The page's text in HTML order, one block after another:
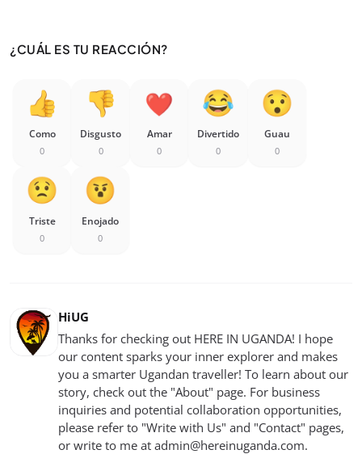
¿CUÁL ES TU REACCIÓN?
Como
0
Disgusto
0
Amar
0
Divertido
0
Guau
0
Triste
0
Enojado
0
HiUG
Thanks for checking out HERE IN UGANDA! I hope
our content sparks your inner explorer and makes
you a smarter Ugandan traveller! To learn about our
story, check out the "About" page. For business
inquiries and potential collaboration opportunities,
please refer to "Write with Us" and "Contact" pages,
or write to me at admin@hereinuganda.com.